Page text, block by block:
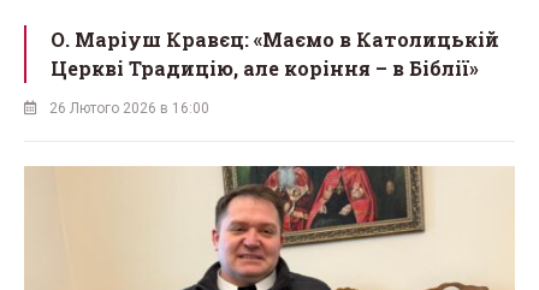
О. Маріуш Кравєц: «Маємо в Католицькій
Церкві Традицію, але коріння – в Біблії»
26 Лютого 2026 в 16:00